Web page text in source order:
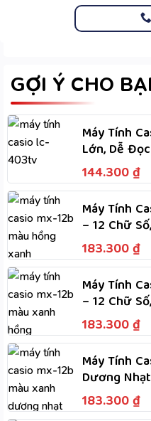
GỢI Ý CHO
Máy Tính
Lớn, Dễ
Nhanh,
144.300 ₫
Máy Tính
– 12 Chữ
Lượng Kép
183.300 ₫
Máy Tính
– 12 Chữ
Lượng Kép
183.300 ₫
Máy Tính
Dương
Chữ Số,
183.300 ₫